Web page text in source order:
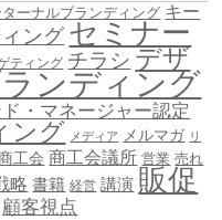
ターナルブランディング キー
ング セミナー
ティング チラシ デザ
ンディング
・マネージャー認定
ング メディア メルマガ リ
工会 商工会議所 営業 売れ
略 書籍 経営 講演 販促
顧客視点